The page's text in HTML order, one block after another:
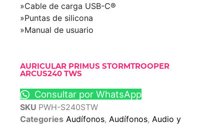
»Cable de carga USB-C®
»Puntas de silicona
»Manual de usuario
AURICULAR PRIMUS STORMTROOPER
ARCUS240 TWS
Consultar por WhatsApp
SKU PWH-S240STW
Categories Audífonos, Audífonos, Audio y